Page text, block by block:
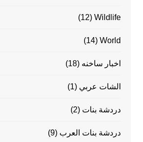
Wildlife
(12)
World
(14)
اخبار ساخنه (18)
الشات عربي (1)
دردشة بنات (2)
دردشة بنات العرب (9)